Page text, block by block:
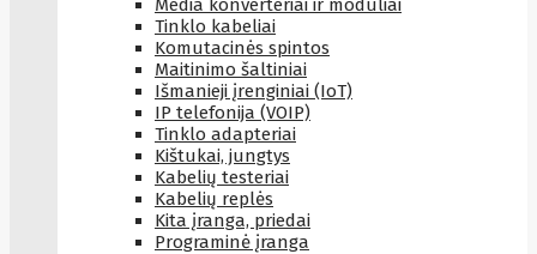
Media konverteriai ir moduliai
Tinklo kabeliai
Komutacinės spintos
Maitinimo šaltiniai
Išmanieji įrenginiai (IoT)
IP telefonija (VOIP)
Tinklo adapteriai
Kištukai, jungtys
Kabelių testeriai
Kabelių replės
Kita įranga, priedai
Programinė įranga